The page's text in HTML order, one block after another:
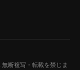
無断複写・転載を禁じま